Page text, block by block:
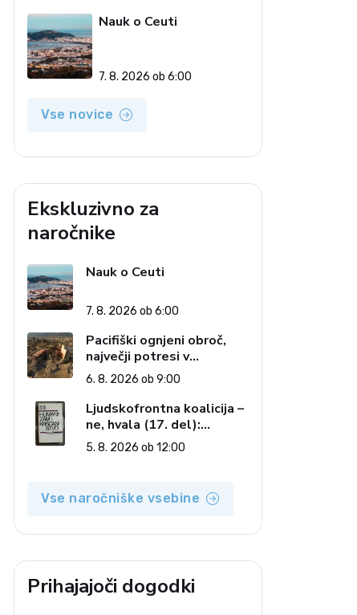
Nauk o Ceuti
7. 8. 2026 ob 6:00
Vse novice
Ekskluzivno za
naročnike
Nauk o Ceuti
7. 8. 2026 ob 6:00
Pacifiški ognjeni obroč,
največji potresi v
zgodovini in cena pozabe
6. 8. 2026 ob 9:00
Ljudskofrontna koalicija –
ne, hvala (17. del):
Priprave na sestop z
oblasti – dvorska
delu: Revija 2000 in
revolucionarna izvotlitev
5. 8. 2026 ob 12:00
Vse naročniške vsebine
Prihajajoči dogodki